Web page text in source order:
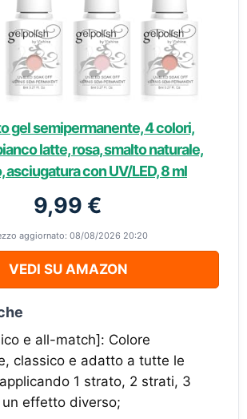
gel semipermanente, 4 colori,
latte, rosa, smalto naturale,
asciugatura con UV/LED, 8 ml
9,99 €
aggiornato: 08/08/2026 20:20
VEDI SU AMAZON
e all-match]: Colore
classico e adatto a tutte le
1 strato, 2 strati, 3
effetto diverso;